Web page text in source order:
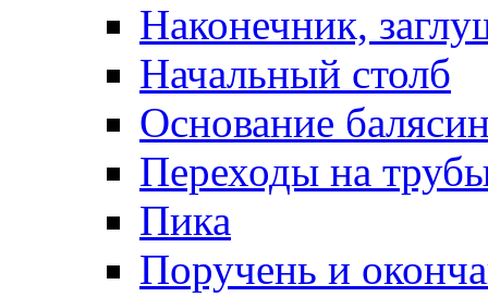
Наконечник,
Начальный столб
Основание
Переходы на
Пика
Поручень и